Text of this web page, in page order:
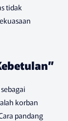
tidak
korban
pandang